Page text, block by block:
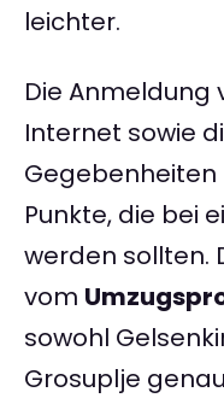
leichter.
Die Anmeldung
Internet sowie
Gegebenheiten
Punkte, die bei
werden sollten.
vom
sowohl
Grosuplje